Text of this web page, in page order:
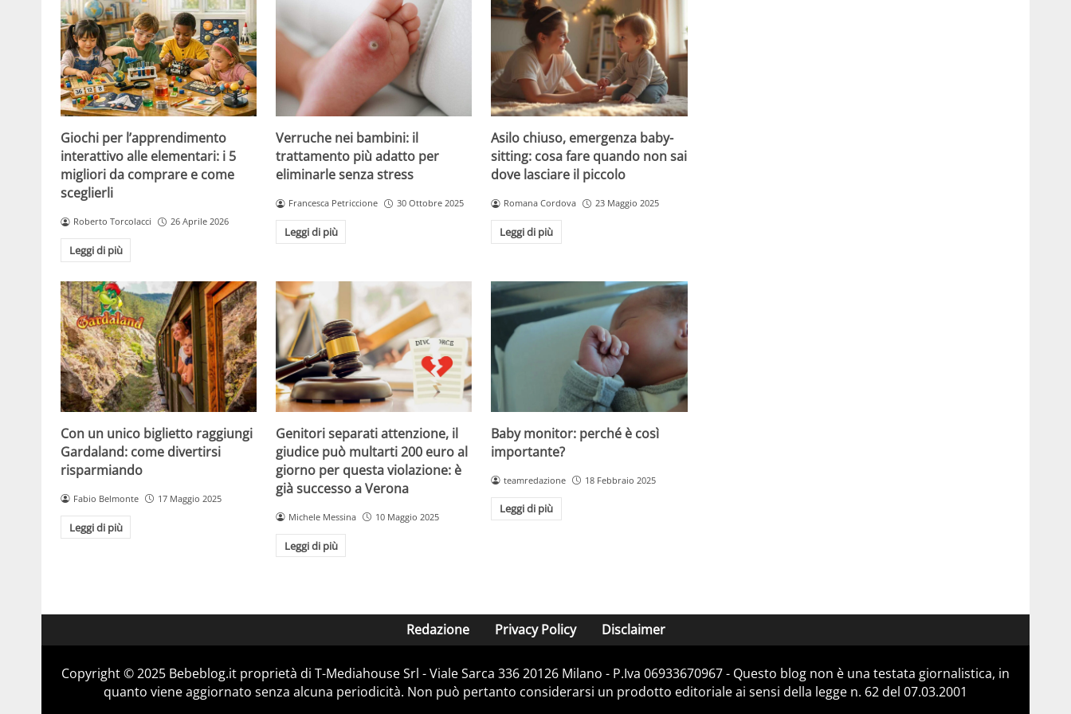
Giochi per l’apprendimento
interattivo alle elementari: i 5
migliori da comprare e come
sceglierli
Roberto Torcolacci 26 Aprile 2026
Leggi di più
Verruche nei bambini: il
trattamento più adatto per
eliminarle senza stress
Francesca Petriccione 30 Ottobre 2025
Leggi di più
Asilo chiuso, emergenza baby-
sitting: cosa fare quando non sai
dove lasciare il piccolo
Romana Cordova 23 Maggio 2025
Leggi di più
Con un unico biglietto raggiungi
Gardaland: come divertirsi
risparmiando
Fabio Belmonte 17 Maggio 2025
Leggi di più
Genitori separati attenzione, il
giudice può multarti 200 euro al
giorno per questa violazione: è
già successo a Verona
Michele Messina 10 Maggio 2025
Leggi di più
Baby monitor: perché è così
importante?
teamredazione 18 Febbraio 2025
Leggi di più
Redazione Privacy Policy Disclaimer
Copyright © 2025 Bebeblog.it proprietà di T-Mediahouse Srl - Viale Sarca 336 20126 Milano - P.Iva 06933670967 - Questo blog non è una testata giornalistica, in
quanto viene aggiornato senza alcuna periodicità. Non può pertanto considerarsi un prodotto editoriale ai sensi della legge n. 62 del 07.03.2001